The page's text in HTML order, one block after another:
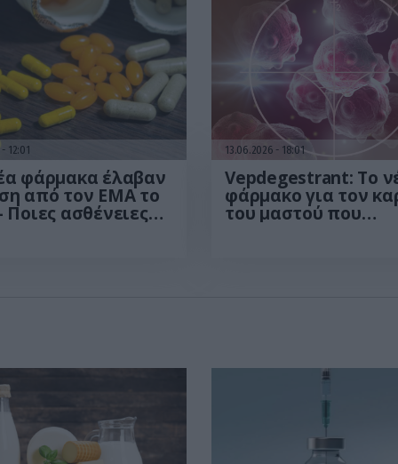
12:01
φάρμακα έλαβαν
από τον EMA το
Ποιες ασθένειες
13.06.2026 18:01
Vepdegestrant: Το
φάρμακο για τον
του μαστού που